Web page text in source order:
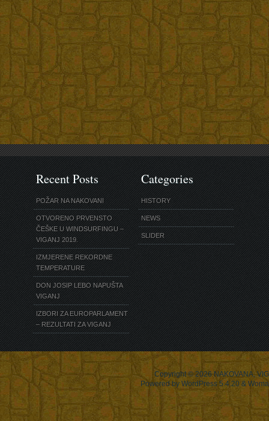
Recent Posts
POŽAR NA NAKOVANI
OTVORENO PRVENSTO
ČEŠKE U WINDSURFINGU –
VIGANJ 2019.
IZMJERENE REKORDNE
TEMPERATURE
DON JOSIP LEBO NAPUŠTA
VIGANJ
IZBORI ZA EUROPARLAMENT
– REZULTATI ZA VIGANJ
Categories
HISTORY
NEWS
SLIDER
Copyright © 2026NAKOVANA,
Powered by WordPress 5.4.20 &